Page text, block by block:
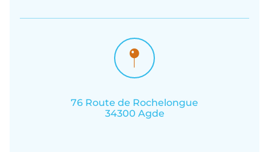
76 Route de Rochelongue
34300 Agde